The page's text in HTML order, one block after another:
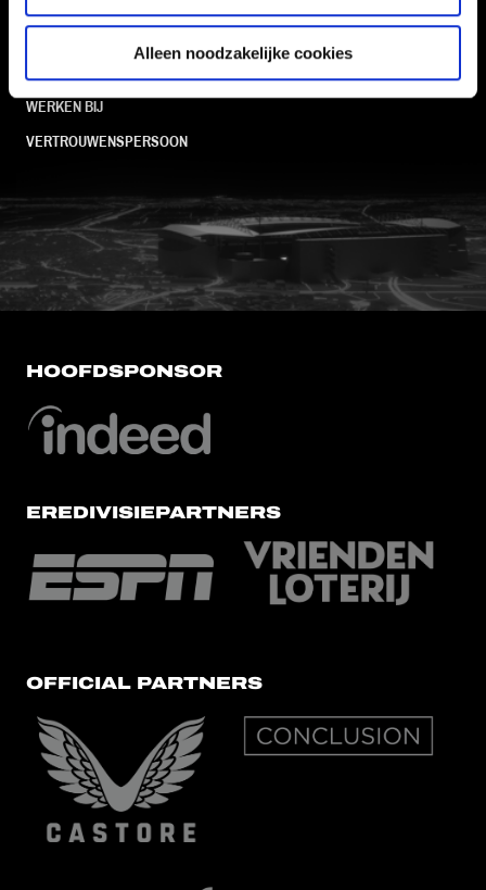
Alleen noodzakelijke cookies
WERKEN BIJ
VERTROUWENSPERSOON
FC Utrecht<br>vanuit<br>het
HOOFDSPONSOR
EREDIVISIEPARTNERS
OFFICIAL PARTNERS